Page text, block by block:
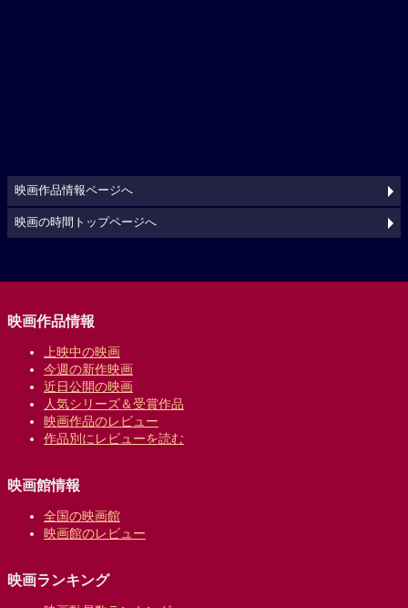
映画作品情報ページへ
映画の時間トップページへ
映画作品情報
上映中の映画
今週の新作映画
近日公開の映画
人気シリーズ＆受賞作品
映画作品のレビュー
作品別にレビューを読む
映画館情報
全国の映画館
映画館のレビュー
映画ランキング